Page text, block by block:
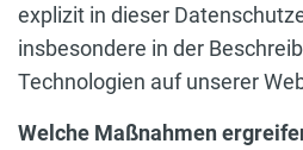
explizit in dieser
insbesondere in der
Technologien auf unserer
Welche Maßnahmen